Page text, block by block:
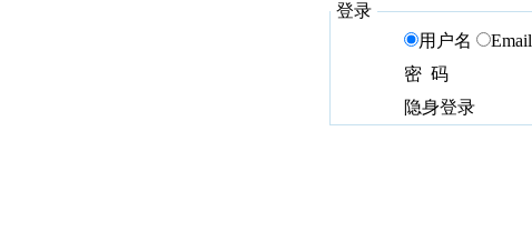
登录
用户名
Email
密 码
隐身登录